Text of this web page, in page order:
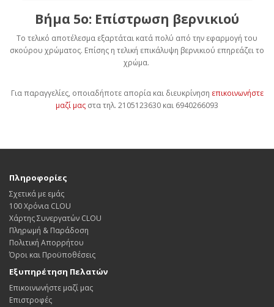
Βήμα 5ο: Επίστρωση βερνικιού
Το τελικό αποτέλεσμα εξαρτάται κατά πολύ από την εφαρμογή του
σκούρου χρώματος. Επίσης η τελική επικάλυψη βερνικιού επηρεάζει το
χρώμα.
Για παραγγελίες, οποιαδήποτε απορία και διευκρίνηση επικοινωνήστε
μαζί μας στα τηλ. 2105123630 και 6940266093
Πληροφορίες
Σχετικά με εμάς
100 Χρόνια CLOU
Χάρτης Συνεργατών CLOU
Πληρωμή & Παράδοση
Πολιτική Απορρήτου
Όροι και Προϋποθέσεις
Εξυπηρέτηση Πελατών
Επικοινωνήστε μαζί μας
Επιστροφές